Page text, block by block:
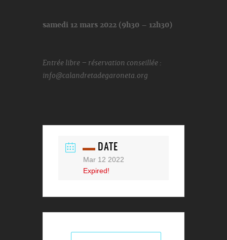
samedi 12 mars 2022 (9h30 – 12h30)
Entrée libre – réservation conseillée :
info@calandretadegaroneta.org
DATE
Mar 12 2022
Expired!